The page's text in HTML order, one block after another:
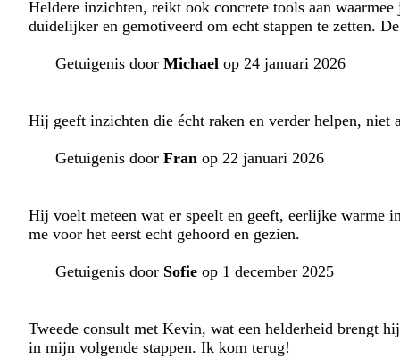
Heldere inzichten, reikt ook concrete tools aan
duidelijker en gemotiveerd om echt stappen te zetten.
Getuigenis door Michael op 24 januari 2026
Hij geeft inzichten die écht raken en verder helpen,
Getuigenis door Fran op 22 januari 2026
Hij voelt meteen wat er speelt en geeft, eerlijke
me voor het eerst echt gehoord en gezien.
Getuigenis door Sofie op 1 december 2025
Tweede consult met Kevin, wat een helderheid brengt
in mijn volgende stappen. Ik kom terug!